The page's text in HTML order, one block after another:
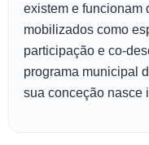
existem e funcionam
mobilizados como
participação e co-
programa municipal
sua conceção nasce